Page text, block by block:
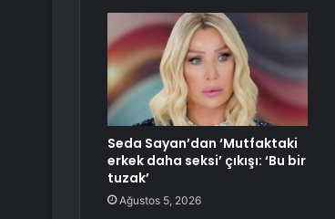
Seda Sayan’dan ‘Mutfaktaki
erkek daha seksi’ çıkışı: ‘Bu bir
tuzak’
Ağustos 5, 2026